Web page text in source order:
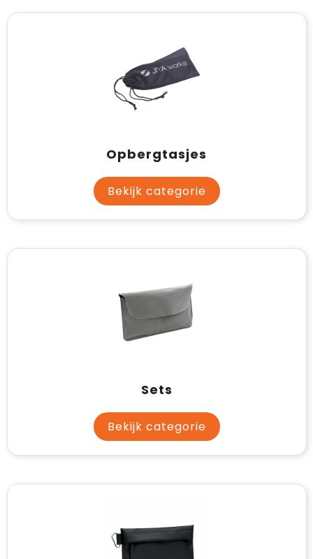
Opbergtasjes
Bekijk categorie
Sets
Bekijk categorie